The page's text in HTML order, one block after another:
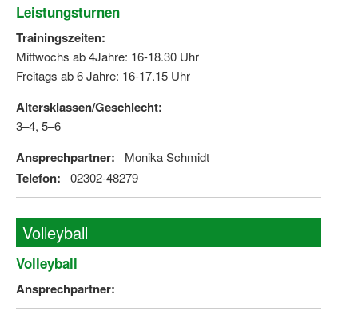
Leistungsturnen
Trainingszeiten:
Mittwochs ab 4Jahre: 16-18.30 Uhr
Freitags ab 6 Jahre: 16-17.15 Uhr
Altersklassen/Geschlecht:
3–4, 5–6
Ansprechpartner: Monika Schmidt
Telefon: 02302-48279
Volleyball
Volleyball
Ansprechpartner: